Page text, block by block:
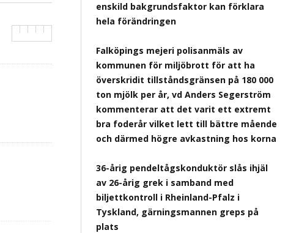
enskild bakgrundsfaktor kan förklara
hela förändringen
Falköpings mejeri polisanmäls av
kommunen för miljöbrott för att ha
överskridit tillståndsgränsen på 180 000
ton mjölk per år, vd Anders Segerström
kommenterar att det varit ett extremt
bra foderår vilket lett till bättre mående
och därmed högre avkastning hos korna
36-årig pendeltågskonduktör slås ihjäl
av 26-årig grek i samband med
biljettkontroll i Rheinland-Pfalz i
Tyskland, gärningsmannen greps på
plats